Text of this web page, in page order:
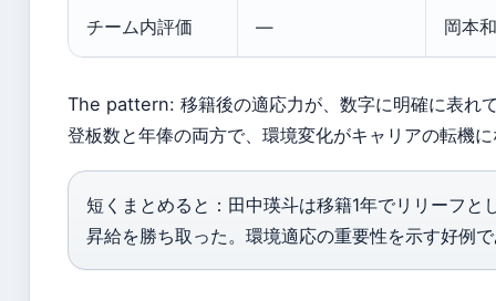
チーム内評価 — 岡本
The pattern: 移籍後の適応力が、数字に明確に表れ
登板数と年俸の両方で、環境変化がキャリアの転機
短くまとめると：田中瑛斗は移籍1年でリリーフと
昇給を勝ち取った。環境適応の重要性を示す好例